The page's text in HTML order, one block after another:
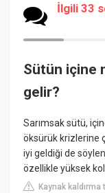
İlgili 33
Sütün içine
gelir?
Sarımsak sütü,
öksürük krizlerine
iyi geldiği de
özellikle yüksek
Kaynak kaldırma